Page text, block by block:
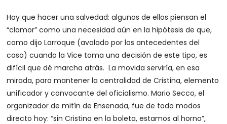
Hay que hacer una salvedad: algunos de ellos piensan el
“clamor” como una necesidad aún en la hipótesis de que,
como dijo Larroque (avalado por los antecedentes del
caso) cuando la Vice toma una decisión de este tipo, es
difícil que dé marcha atrás. La movida serviría, en esa
mirada, para mantener la centralidad de Cristina, elemento
unificador y convocante del oficialismo. Mario Secco, el
organizador de mitín de Ensenada, fue de todo modos
directo hoy: “sin Cristina en la boleta, estamos al horno”,